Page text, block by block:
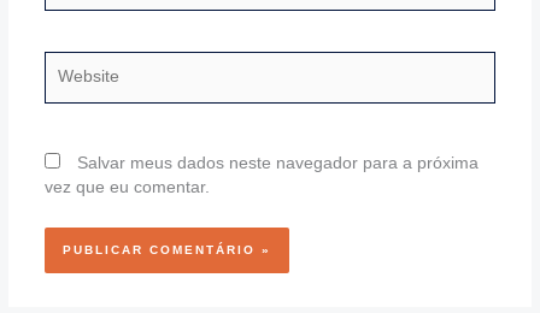
Salvar meus dados neste navegador para a próxima
vez que eu comentar.